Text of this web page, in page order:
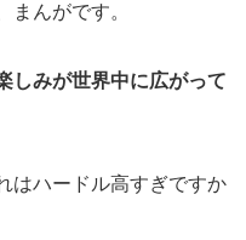
まんがです。
しみが世界中に広がって
はハードル高すぎですか